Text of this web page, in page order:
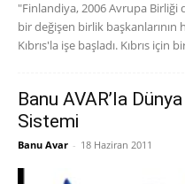
"Finlandiya, 2006 Avrupa Birliği
bir değişen birlik
Kıbrıs'la işe başladı. Kıbrıs için
Banu AVAR’la
Sistemi
Banu Avar - 18 Haziran 2011